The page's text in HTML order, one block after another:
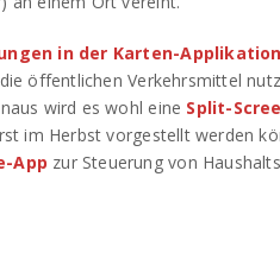
in der Karten-
öffentlichen Verkehrsmittel
wird es wohl eine Split-
im Herbst vorgestellt werden
App zur Steuerung von